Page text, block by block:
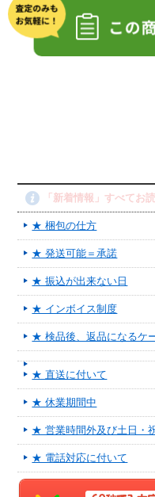
「新着情報」すべてお
★ 梱包の仕方
★ 発送可能＝承諾
★ 振込が出来ない日
★ インボイス制度
★ 検品後、返品になるケ
★ 直送に付いて
★ 休業期間中
★ 営業時間外及び土日・
★ 電話対応に付いて